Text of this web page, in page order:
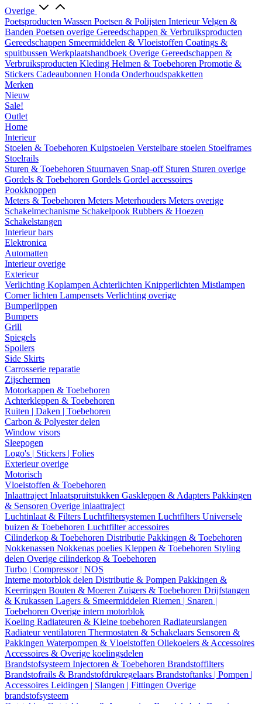
Overige
Poetsproducten Wassen Poetsen & Polijsten InterieurVelgen &
Banden Poetsen overige Gereedschappen & Verbruiksproducten
Gereedschappen Smeermiddelen & Vloeistoffen Coatings &
spuitbussen Werkplaatshandboek Overige Gereedschappen &
Verbruiksproducten Kleding Helmen & Toebehoren Promotie &
Stickers Cadeaubonnen Honda Onderhoudspakketten
Merken
Nieuw
Sale!
Outlet
Home
Interieur
Stoelen & Toebehoren Kuipstoelen Verstelbare stoelen Stoelframes
Stoelrails
Sturen & Toebehoren Stuurnaven Snap-off Sturen Sturen overige
Gordels & Toebehoren Gordels Gordel accessoires
Pookknoppen
Meters & Toebehoren Meters Meterhouders Meters overige
Schakelmechanisme Schakelpook Rubbers & Hoezen
Schakelstangen
Interieur bars
Elektronica
Automatten
Interieur overige
Exterieur
Verlichting Koplampen Achterlichten Knipperlichten Mistlampen
Corner lichten Lampensets Verlichting overige
Bumperlippen
Bumpers
Grill
Spiegels
Spoilers
Side Skirts
Carrosserie reparatie
Zijschermen
Motorkappen & Toebehoren
Achterkleppen & Toebehoren
Ruiten | Daken | Toebehoren
Carbon & Polyester delen
Window visors
Sleepogen
Logo's | Stickers | Folies
Exterieur overige
Motorisch
Vloeistoffen & Toebehoren
Inlaattraject Inlaatspruitstukken Gaskleppen & Adapters Pakkingen
& Sensoren Overige inlaattraject
Luchtinlaat & Filters Luchtfiltersystemen Luchtfilters Universele
buizen & Toebehoren Luchtfilter accessoires
Cilinderkop & Toebehoren Distributie Pakkingen & Toebehoren
Nokkenassen Nokkenas poelies Kleppen & Toebehoren Styling
delen Overige cilinderkop & Toebehoren
Turbo | Compressor | NOS
Interne motorblok delen Distributie & Pompen Pakkingen &
Keerringen Bouten & Moeren Zuigers & Toebehoren Drijfstangen
& Krukassen Lagers & Smeermiddelen Riemen | Snaren |
Toebehoren Overige intern motorblok
Koeling Radiateuren & Kleine toebehoren Radiateurslangen
Radiateur ventilatoren Thermostaten & Schakelaars Sensoren &
Pakkingen Waterpompen & Vloeistoffen Oliekoelers & Accessoires
Accessoires & Overige koelingsdelen
Brandstofsysteem Injectoren & Toebehoren Brandstoffilters
Brandstofrails & Brandstofdrukregelaars Brandstoftanks | Pompen |
Accessoires Leidingen | Slangen | Fittingen Overige
brandstofsysteem